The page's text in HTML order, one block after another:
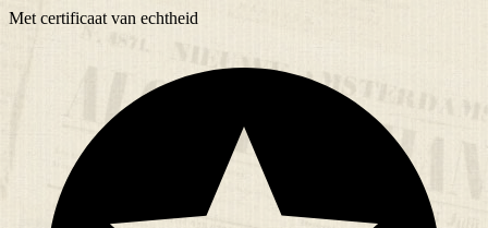
Met certificaat van echtheid